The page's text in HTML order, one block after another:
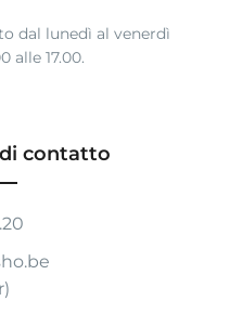
dal lunedì al venerdì
alle 17.00.
contatto